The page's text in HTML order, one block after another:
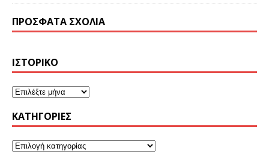
ΠΡΌΣΦΑΤΑ ΣΧΌΛΙΑ
ΙΣΤΟΡΙΚΌ
KΑΤΗΓΟΡΊΕΣ